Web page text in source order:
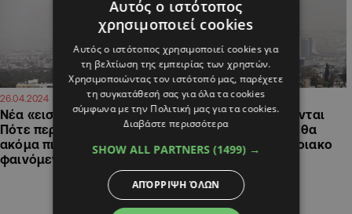
26.04.2024
Νέα «εισβολή» σκόνης:
Πότε περιμένουμε ένα
ακόμα πιο έντονο
φαινόμενο (ΒΙΝΤΕΟ)
26.04.2024 16:50
Μένει η σκόνη, έρχονται
και βροχές: Τι καιρό θα
κάνει το Σαββατοκύριακο
Αυτός ο ιστότοπος
χρησιμοποιεί cookies
Αυτός ο ιστότοπος χρησιμοποιεί cookies για
τη βελτίωση της εμπειρίας των χρηστών.
Χρησιμοποιώντας τον ιστότοπό μας, παρέχετε
τη συγκατάθεσή σας για όλα τα cookies
σύμφωνα με την Πολιτική μας για τα cookies.
Διαβάστε περισσότερα
SHOW ALL PARTNERS (1499) →
ΑΠΌΡΡΙΨΗ ΌΛΩΝ